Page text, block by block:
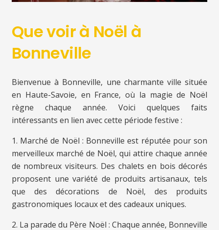
Que voir à Noël à
Bonneville
Bienvenue à Bonneville, une charmante ville située
en Haute-Savoie, en France, où la magie de Noël
règne chaque année. Voici quelques faits
intéressants en lien avec cette période festive :
1. Marché de Noël : Bonneville est réputée pour son
merveilleux marché de Noël, qui attire chaque année
de nombreux visiteurs. Des chalets en bois décorés
proposent une variété de produits artisanaux, tels
que des décorations de Noël, des produits
gastronomiques locaux et des cadeaux uniques.
2. La parade du Père Noël : Chaque année, Bonneville